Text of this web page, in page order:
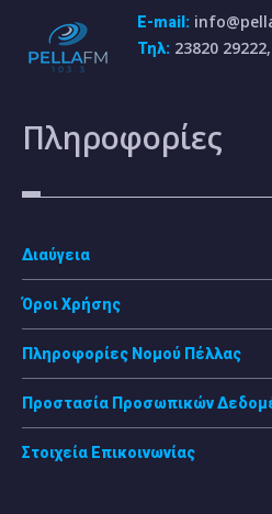
E-mail:
Τηλ: 23820
Πληροφορίες
Διαύγεια
Όροι Χρήσης
Πληροφορίες Νομού Πέλλας
Προστασία Προσωπικών
Στοιχεία Επικοινωνίας